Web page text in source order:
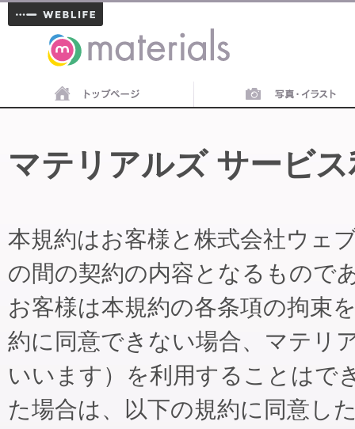
materials
マテリアルズ サービ
本規約はお客様と株式会社ウェ
の間の契約の内容となるもので
お客様は本規約の各条項の拘束
約に同意できない場合、マテリ
いいます）を利用することはで
た場合は、以下の規約に同意し